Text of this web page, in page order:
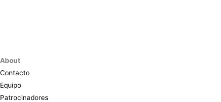
About
Contacto
Equipo
Patrocinadores